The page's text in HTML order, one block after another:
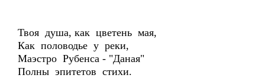
Твоя душа, как цветень мая,
Как половодье у реки,
Маэстро Рубенса - "Даная"
Полны эпитетов стихи.